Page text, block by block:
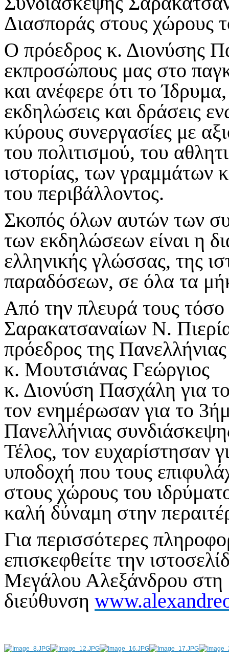
Διασποράς στους χώρους
Ο πρόεδρος κ. Διονύσης
εκπροσώπους μας στο
και ανέφερε ότι το
εκδηλώσεις και δράσεις
κύρους συνεργασίες με
του πολιτισμού, του
ιστορίας, των γραμμάτων
του περιβάλλοντος.
Σκοπός όλων αυτών των
των εκδηλώσεων είναι η
ελληνικής γλώσσας, της
παραδόσεων, σε όλα τα
Από την πλευρά τους
Σαρακατσαναίων Ν.
πρόεδρος της
κ. Μουτσιάνας Γεώργιος
κ. Διονύση Πασχάλη για το
τον ενημέρωσαν για το
Πανελλήνιας
Τέλος, τον ευχαρίστησαν
υποδοχή που τους
στους χώρους του
καλή δύναμη στην
Για περισσότερες
επισκεφθείτε την
Μεγάλου Αλεξάνδρου στη
διεύθυνση